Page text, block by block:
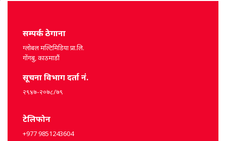
सम्पर्क ठेगाना
ग्लोबल मल्टिमिडिया प्रा.लि.
गोंगबु, काठमाडौं
सूचना विभाग दर्ता नं.
२९४७-२०७८/७९
टेलिफोन
+977 9851243604